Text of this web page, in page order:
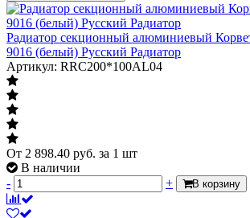
Радиатор секционный алюминиевый
9016 (белый) Русский Радиатор
Артикул: RRC200*100AL04
От 2 898.40 руб. за 1 шт
В наличии
-
+ В корзину